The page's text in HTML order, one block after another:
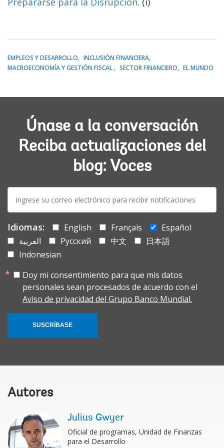
EMPLEOS Y DESARROLLO
INCLUSIÓN FINANCIERA
MACROECONOMÍA Y GESTIÓN FISCAL
SECTOR FINANCIERO EL MUNDO
Únase a la conversación
Reciba actualizaciones del
blog: Voces
mail:
Idiomas: English Français
Español
العربية
Русский 中文
日本語
Indonesian
Doy mi consentimiento para que mis datos
personales sean procesados de acuerdo con el
Aviso de privacidad del Grupo Banco Mundial.
SUSCRÍBASE
Autores
Julius Gwyer
Oficial de programas, Unidad de Finanzas
para el Desarrollo